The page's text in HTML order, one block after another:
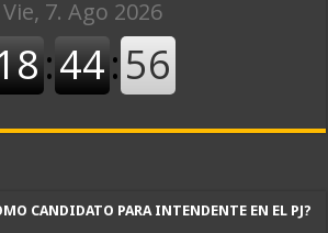
CANDIDATO PARA INTENDENTE EN EL PJ?